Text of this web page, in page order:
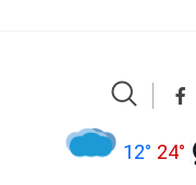
12° 24°